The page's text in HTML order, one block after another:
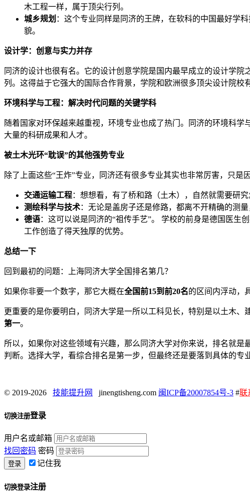
木工程一样，属于顶尖行列。
城乡规划 ：这个专业同样是同济的王牌，在软科的中国最好学
貌。
设计学：创意与实力并存
同济的设计也很有名。它的设计创意学院是国内最早成立的设计学
列。这得益于它强大的国际合作背景，学院和欧洲很多顶尖设计院校
环境科学与工程：解决时代问题的关键学科
随着国家对环保越来越重视，环境专业也成了热门。同济的环境科
大量的科研成果和人才。
被土木光环“耽误”的其他强势专业
除了上面这些“王炸”专业，同济还有很多专业其实也非常厉害，只是
交通运输工程：想想看，有了桥和路（土木），自然就需要研
测绘科学与技术：无论是盖房子还是修路，都离不开精确的测
德语：这可以说是同济的“祖传手艺”。 学校的前身是德国医生
工作创造了得天独厚的优势。
总结一下
回到最初的问题：上海同济大学全国排名第几？
如果你非要一个数字，那它大概在全国前15到前20名的区间内浮动，
更重要的是你要明白，同济大学是一所以工科见长，特别是以土木
第一。
所以，如果你对这些领域有兴趣，那么同济大学对你来说，排名就
判断。选择大学，看综合排名是第一步，但最终还是要落到具体的专
© 2019-2026 技能提升网 jinengtisheng.com 闽ICP备20007854号-3 #联
切换注册登录
用户名或邮箱
找回密码 密码
记住我
切换登录注册